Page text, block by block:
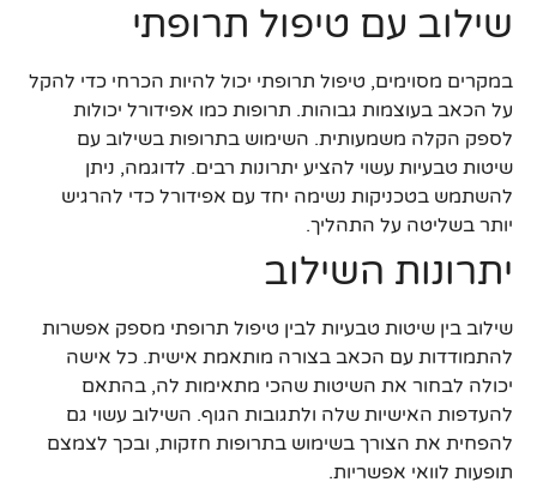
שילוב עם טיפול תרופתי
במקרים מסוימים, טיפול תרופתי יכול להיות הכרחי כדי להקל
על הכאב בעוצמות גבוהות. תרופות כמו אפידורל יכולות
לספק הקלה משמעותית. השימוש בתרופות בשילוב עם
שיטות טבעיות עשוי להציע יתרונות רבים. לדוגמה, ניתן
להשתמש בטכניקות נשימה יחד עם אפידורל כדי להרגיש
יותר בשליטה על התהליך.
יתרונות השילוב
שילוב בין שיטות טבעיות לבין טיפול תרופתי מספק אפשרות
להתמודדות עם הכאב בצורה מותאמת אישית. כל אישה
יכולה לבחור את השיטות שהכי מתאימות לה, בהתאם
להעדפות האישיות שלה ולתגובות הגוף. השילוב עשוי גם
להפחית את הצורך בשימוש בתרופות חזקות, ובכך לצמצם
תופעות לוואי אפשריות.